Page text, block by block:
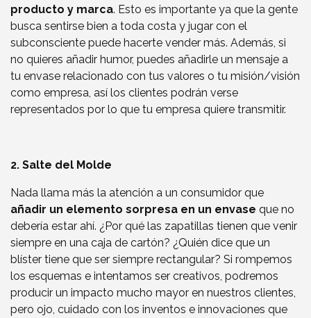
producto y marca. Esto es importante ya que la gente
busca sentirse bien a toda costa y jugar con el
subconsciente puede hacerte vender más. Además, si
no quieres añadir humor, puedes añadirle un mensaje a
tu envase relacionado con tus valores o tu misión/visión
como empresa, así los clientes podrán verse
representados por lo que tu empresa quiere transmitir.
2. Salte del Molde
Nada llama más la atención a un consumidor que
añadir un elemento sorpresa en un envase que no
debería estar ahí. ¿Por qué las zapatillas tienen que venir
siempre en una caja de cartón? ¿Quién dice que un
blíster tiene que ser siempre rectangular? Si rompemos
los esquemas e intentamos ser creativos, podremos
producir un impacto mucho mayor en nuestros clientes,
pero ojo, cuidado con los inventos e innovaciones que